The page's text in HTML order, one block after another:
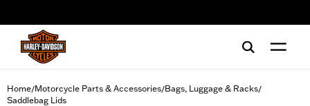
Home/Motorcycle Parts & Accessories/Bags, Luggage & Racks/
Saddlebag Lids